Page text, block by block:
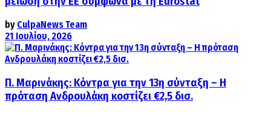
by CulpaNews Team
21 Ιουλίου, 2026
Π. Μαρινάκης: Κόντρα για την 13η σύνταξη – Η
πρόταση Ανδρουλάκη κοστίζει €2,5 δισ.